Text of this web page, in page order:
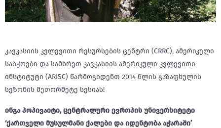
კავკასიის კვლევითი რესურსების ცენტრი (CRRC), ამერიკული
საბჭოები და სამხრეთ კავკასიის ამერიკული კვლევითი
ინსტიტუტი (ARISC) წარმოგიდენთ 2014 წლის გაზაფხულის
სეზონის მეთორმეტე სესიას!
ინგა პოპივაიტი, ცენტრალური ევროპის უნივერსიტეტი
‘ქართველი მუსულმანი ქალები და იდენტობა აჭარაში’